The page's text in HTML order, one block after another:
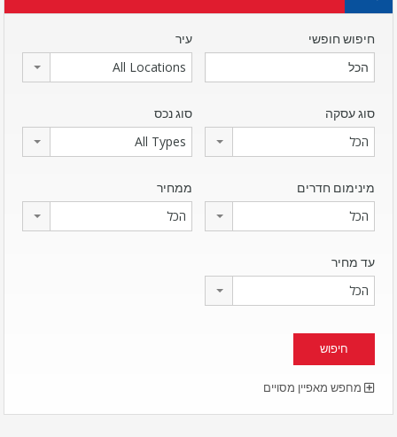
חיפוש חופשי עיר
All Locations
סוג עסקה
הכל
סוג נכס
All Types
מינימום חדרים
הכל
ממחיר
הכל
עד מחיר
הכל
מחפש מאפיין מסויים